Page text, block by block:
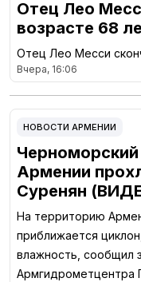
Отец Лео
возрасте 68
Отец Лео Месси
Вчера, 16:06
НОВОСТИ АРМЕНИИ
Армении
Суренян
На территорию
приближается
влажность, сообщил
Армгидрометцентра